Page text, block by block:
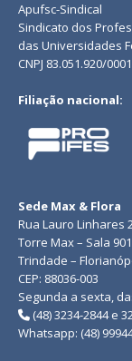
Apufsc-Sindical
Sindicato dos
das Universidades
CNPJ 83.051.920/
Filiação nacional:
Sede Max & Flora
Rua Lauro Linhares
Torre Max – Sala 901
Trindade –
CEP: 88036-003
Segunda a sexta,
(48) 3234-2844 e
Whatsapp: (48)